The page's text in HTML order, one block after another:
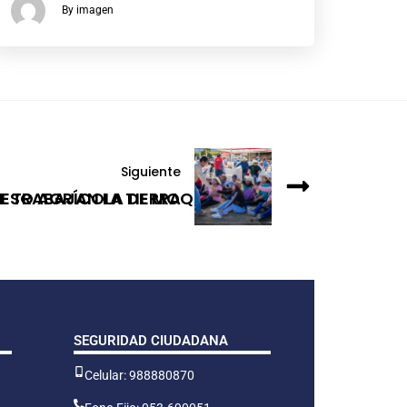
By imagen
AGRÍCOLA DE MOQUEGUA
Siguiente
TRABAJAN LA TIERRA
SEGURIDAD CIUDADANA
Celular: 988880870